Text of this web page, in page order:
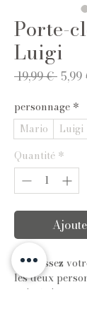
Porte-
Luigi
19,99 € Prix
5,99
personnage *
Mario
Luigi
Quantité *
Choisissez
les deux
animés !